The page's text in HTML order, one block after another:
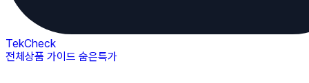
TekCheck
전체상품 가이드 숨은특가